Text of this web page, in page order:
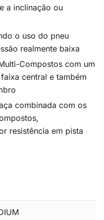
a inclinação ou
o uso do pneu
realmente baixa
Compostos com um
central e também
combinada com os
resistência em pista